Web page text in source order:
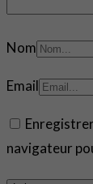
Nom
Email
navigateur